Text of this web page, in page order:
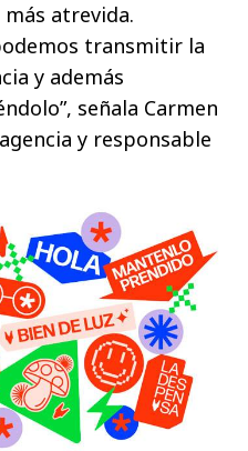
atrevida.
transmitir la
y además
señala Carmen
y responsable